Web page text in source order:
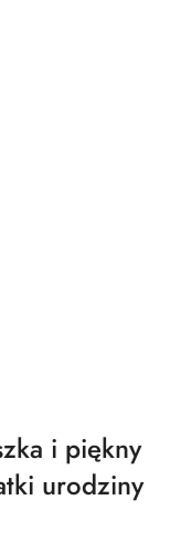
i piękny
urodziny